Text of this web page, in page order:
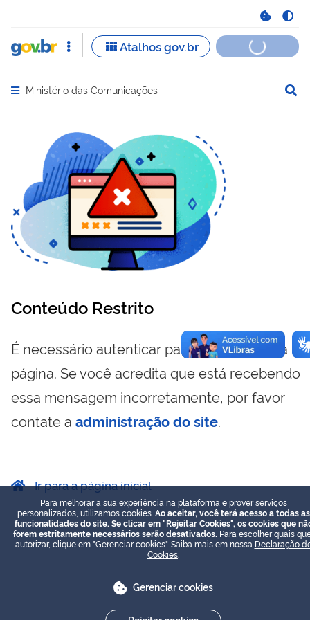
Abrir menu principal de navegação
Ministério das Comunicações
Conteúdo Restrito
É necessário autenticar para visualizar essa
página. Se você acredita que está recebendo
essa mensagem incorretamente, por favor
contate a administração do site.
Ir para a página inicial
Para melhorar a sua experiência na plataforma e prover serviços
personalizados, utilizamos cookies. Ao aceitar, você terá acesso a todas as
funcionalidades do site. Se clicar em "Rejeitar Cookies", os cookies que
forem estritamente necessários serão desativados. Para escolher quais
autorizar, clique em "Gerenciar cookies". Saiba mais em nossa Declaração
Cookies
Gerenciar cookies